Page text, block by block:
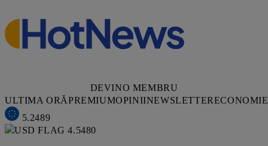
DEVINO MEMBRU
ULTIMA ORĂPREMIUMOPINIINEWSLETTERECONOMIE
5.2489
4.5480